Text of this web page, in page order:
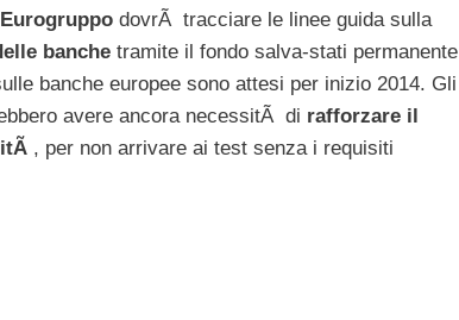
Eurogruppo dovrÃ tracciare le linee guida sulla
banche tramite il fondo salva-stati permanente
banche europee sono attesi per inizio 2014. Gli
avere ancora necessitÃ di rafforzare il
, per non arrivare ai test senza i requisiti